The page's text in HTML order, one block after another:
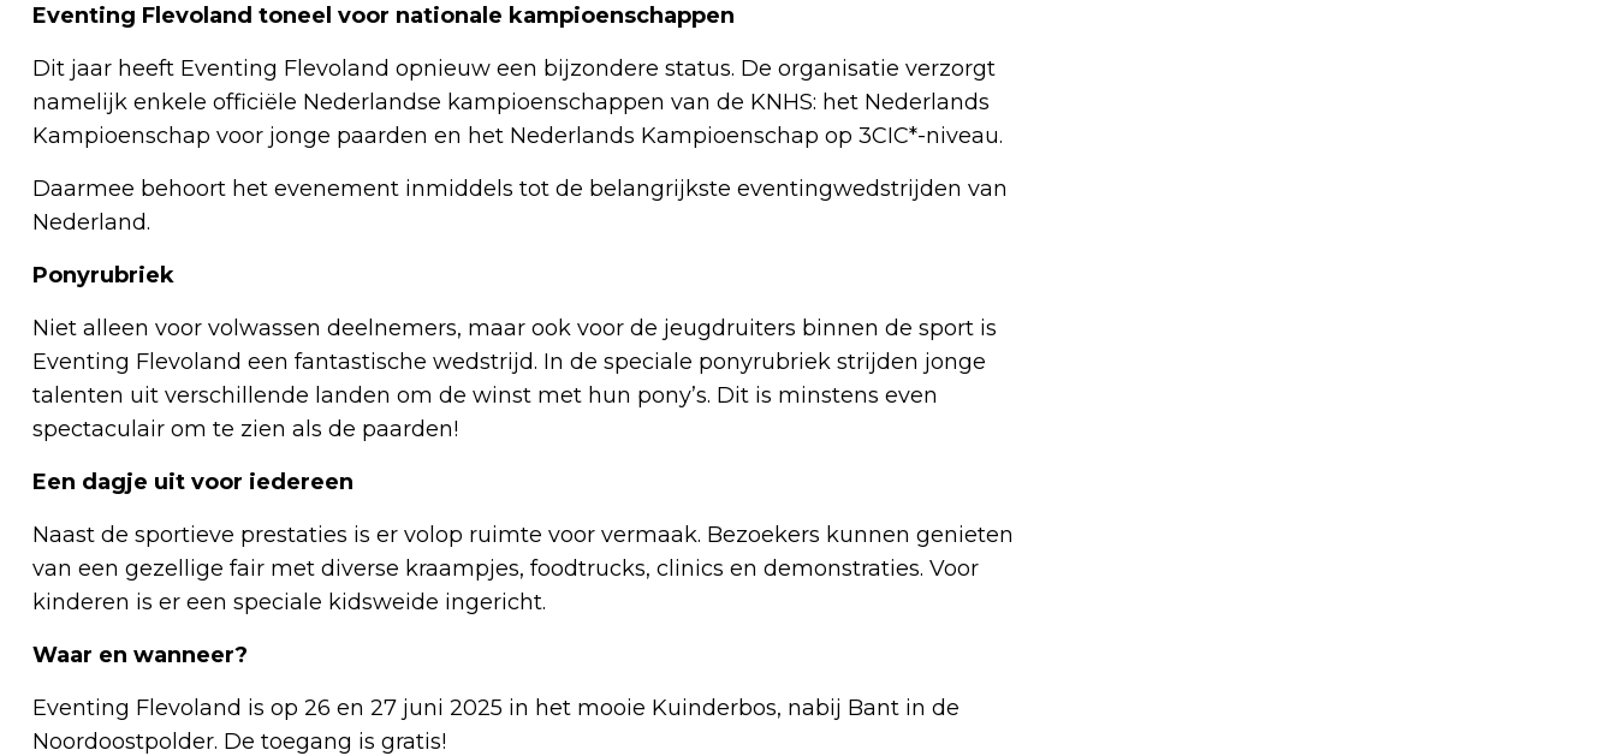
Eventing Flevoland toneel voor nationale kampioenschappen
Dit jaar heeft Eventing Flevoland opnieuw een bijzondere status. De organisatie verzorgt
namelijk enkele officiële Nederlandse kampioenschappen van de KNHS: het Nederlands
Kampioenschap voor jonge paarden en het Nederlands Kampioenschap op 3CIC*-niveau.
Daarmee behoort het evenement inmiddels tot de belangrijkste eventingwedstrijden van
Nederland.
Ponyrubriek
Niet alleen voor volwassen deelnemers, maar ook voor de jeugdruiters binnen de sport is
Eventing Flevoland een fantastische wedstrijd. In de speciale ponyrubriek strijden jonge
talenten uit verschillende landen om de winst met hun pony’s. Dit is minstens even
spectaculair om te zien als de paarden!
Een dagje uit voor iedereen
Naast de sportieve prestaties is er volop ruimte voor vermaak. Bezoekers kunnen genieten
van een gezellige fair met diverse kraampjes, foodtrucks, clinics en demonstraties. Voor
kinderen is er een speciale kidsweide ingericht.
Waar en wanneer?
Eventing Flevoland is op 26 en 27 juni 2025 in het mooie Kuinderbos, nabij Bant in de
Noordoostpolder. De toegang is gratis!